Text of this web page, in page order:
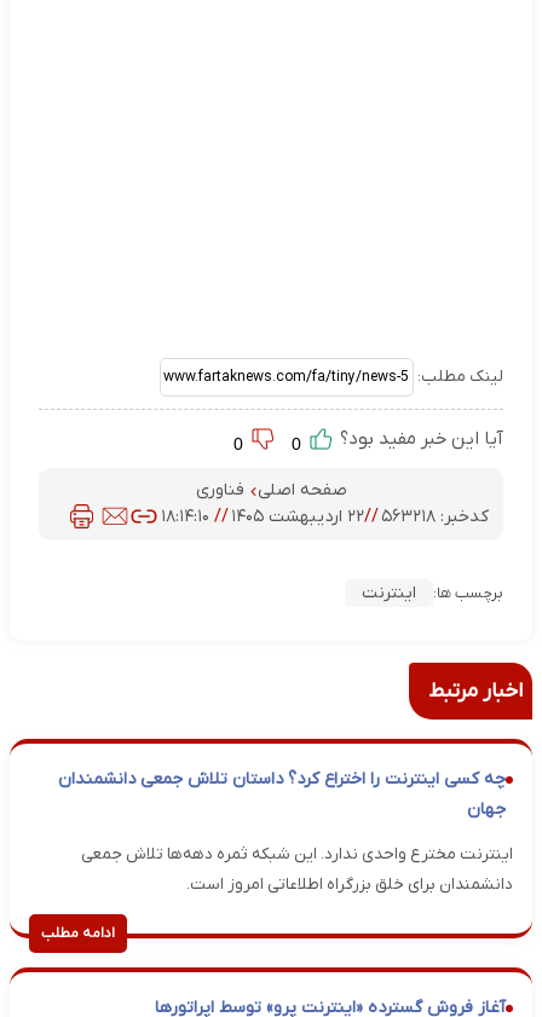
لینک مطلب:
آیا این خبر مفید بود؟
صفحه اصلی
فناوری
کدخبر: ۵۶۳۲۱۸ //۲۲ اردیبهشت ۱۴۰۵ // ۱۸:۱۴:۱۰
برچسب ها: اینترنت
اخبار مرتبط
چه کسی اینترنت را اختراع کرد؟ داستان تلاش جمعی دانشمندان
جهان
اینترنت مخترع واحدی ندارد. این شبکه ثمره دهه‌ها تلاش جمعی
دانشمندان برای خلق بزرگراه اطلاعاتی امروز است.
ادامه مطلب
آغاز فروش گسترده «اینترنت پرو» توسط اپراتور‌ها